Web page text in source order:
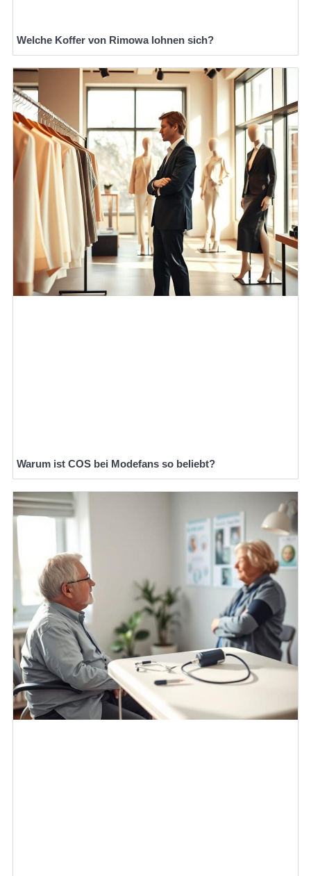
Welche Koffer von Rimowa lohnen sich?
Warum ist COS bei Modefans so beliebt?